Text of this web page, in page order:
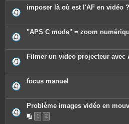
imposer là où est l'AF en vidéo ?
"APS C mode" = zoom
Filmer un video projecteur avec
focus manuel
Problème images vidéo en
1 2